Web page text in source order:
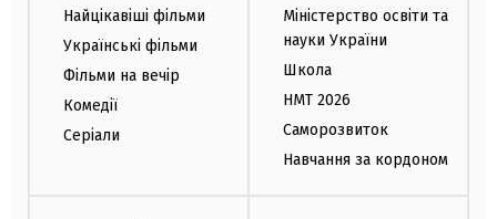
Найцікавіші фільми
Українські фільми
Фільми на вечір
Комедії
Серіали
Міністерство освіти та
науки України
Школа
НМТ 2026
Саморозвиток
Навчання за кордоном